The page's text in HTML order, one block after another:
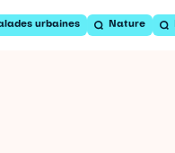
urbaines Nature